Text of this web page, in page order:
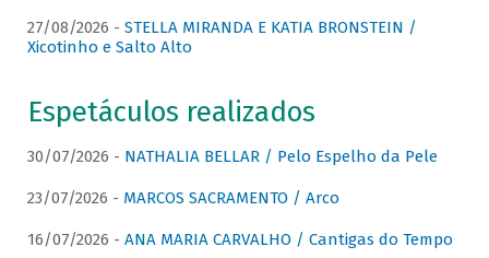
27/08/2026 - STELLA MIRANDA E KATIA BRONSTEIN /
Xicotinho e Salto Alto
Espetáculos realizados
30/07/2026 - NATHALIA BELLAR / Pelo Espelho da Pele
23/07/2026 - MARCOS SACRAMENTO / Arco
16/07/2026 - ANA MARIA CARVALHO / Cantigas do Tempo